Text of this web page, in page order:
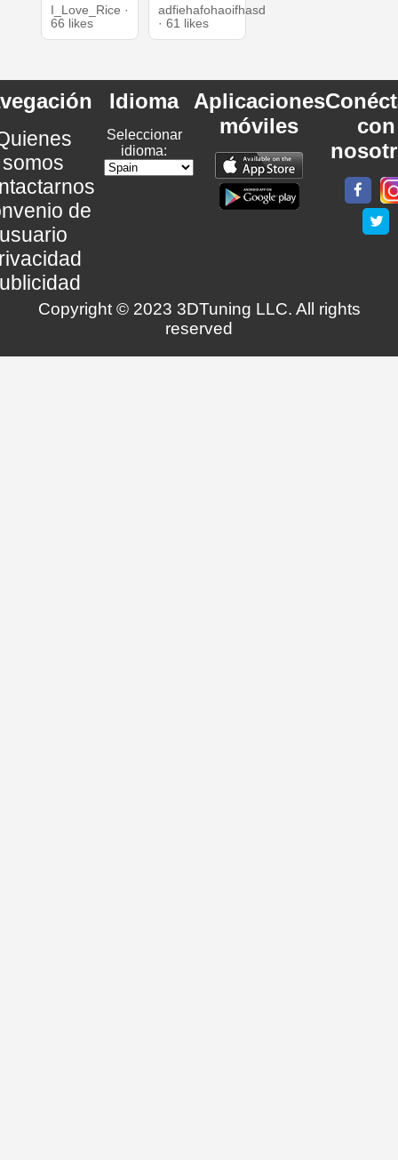
I_Love_Rice ·
66 likes
adfiehafohaoifhasd
· 61 likes
somos
de
Idioma
Seleccionar
idioma:
Aplicaciones
móviles
con
Copyright © 2023 3DTuning LLC. All rights
reserved